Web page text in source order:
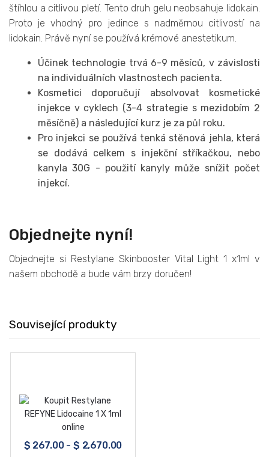
štíhlou a citlivou pletí. Tento druh gelu neobsahuje lidokain.
Proto je vhodný pro jedince s nadměrnou citlivostí na
lidokain. Právě nyní se používá krémové anestetikum.
Účinek technologie trvá 6-9 měsíců, v závislosti
na individuálních vlastnostech pacienta.
Kosmetici doporučují absolvovat kosmetické
injekce v cyklech (3-4 strategie s mezidobím 2
měsíčně) a následující kurz je za půl roku.
Pro injekci se používá tenká stěnová jehla, která
se dodává celkem s injekční stříkačkou, nebo
kanyla 30G - použití kanyly může snížit počet
injekcí.
Objednejte nyní!
Objednejte si Restylane Skinbooster Vital Light 1 x1ml v
našem obchodě a bude vám brzy doručen!
Související produkty
$ 267.00- $ 2,670.00